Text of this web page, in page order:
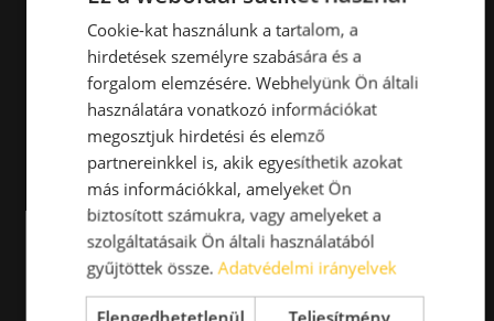
Cookie-kat használunk a tartalom, a
hirdetések személyre szabására és a
forgalom elemzésére. Webhelyünk Ön általi
használatára vonatkozó információkat
megosztjuk hirdetési és elemző
partnereinkkel is, akik egyesíthetik azokat
más információkkal, amelyeket Ön
biztosított számukra, vagy amelyeket a
szolgáltatásaik Ön általi használatából
gyűjtöttek össze.Adatvédelmi irányelvek